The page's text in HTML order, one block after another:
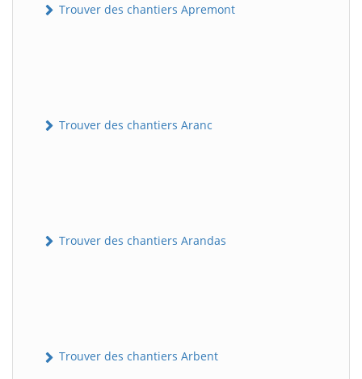
Trouver des chantiers Apremont
Trouver des chantiers Aranc
Trouver des chantiers Arandas
Trouver des chantiers Arbent